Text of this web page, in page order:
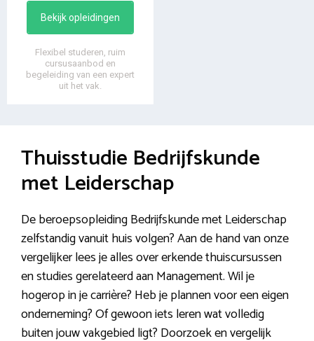
Bekijk opleidingen
Flexibel studeren, ruim
cursusaanbod en
begeleiding van een expert
uit het vak.
Thuisstudie Bedrijfskunde
met Leiderschap
De beroepsopleiding Bedrijfskunde met Leiderschap
zelfstandig vanuit huis volgen? Aan de hand van onze
vergelijker lees je alles over erkende thuiscursussen
en studies gerelateerd aan Management. Wil je
hogerop in je carrière? Heb je plannen voor een eigen
onderneming? Of gewoon iets leren wat volledig
buiten jouw vakgebied ligt? Doorzoek en vergelijk